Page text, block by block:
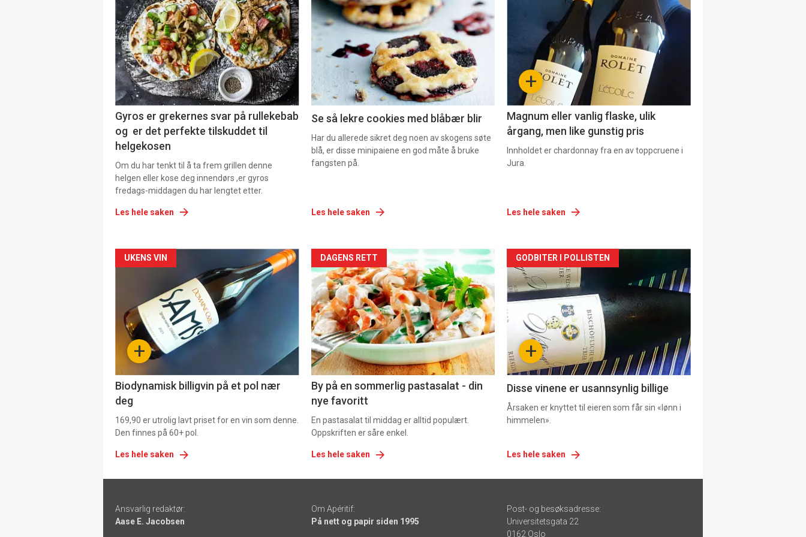
Gyros er grekernes svar på rullekebab
og er det perfekte tilskuddet til
helgekosen
Om du har tenkt til å ta frem grillen denne
helgen eller kose deg innendørs ,er gyros
fredags-middagen du har lengtet etter.
Les hele saken
akkurat
nå
2
Se så lekre cookies med blåbær blir
Har du allerede sikret deg noen av skogens søte
blå, er disse minipaiene en god måte å bruke
fangsten på.
Les hele saken
akkurat
nå
+
Magnum eller vanlig flaske, ulik
årgang, men like gunstig pris
Innholdet er chardonnay fra en av toppcruene i
Jura.
Les hele saken
Forsiden
akkurat
nå
-
+
UKENS VIN
Biodynamisk billigvin på et pol nær
deg
169,90 er utrolig lavt priset for en vin som denne.
Den finnes på 60+ pol.
Les hele saken
Forsiden
akkurat
nå
-
5
DAGENS RETT
By på en sommerlig pastasalat - din
nye favoritt
En pastasalat til middag er alltid populært.
Oppskriften er såre enkel.
Les hele saken
Forsiden
akkurat
nå
6 +
GODBITER I POLLISTEN
Disse vinene er usannsynlig billige
Årsaken er knyttet til eieren som får sin «lønn i
himmelen».
Les hele saken
-
Ansvarlig redaktør:
Aase E. Jacobsen
Om Apéritif:
På nett og papir siden 1995
Post- og besøksadresse:
Universitetsgata 22
0162 Oslo